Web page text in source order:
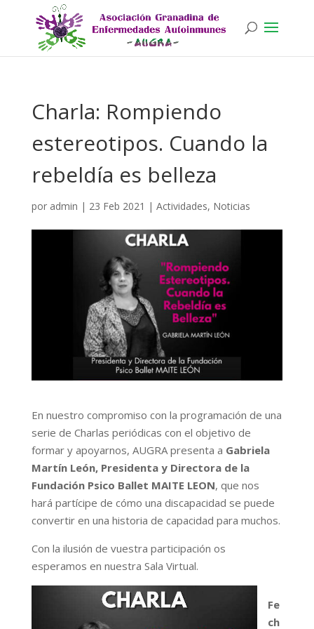
Charla: Rompiendo
estereotipos. Cuando la
rebeldía es belleza
por admin | 23 Feb 2021 | Actividades, Noticias
En nuestro compromiso con la programación de una
serie de Charlas periódicas con el objetivo de
formar y apoyarnos, AUGRA presenta a Gabriela
Martín León, Presidenta y Directora de la
Fundación Psico Ballet MAITE LEON, que nos
hará partícipe de cómo una discapacidad se puede
convertir en una historia de capacidad para muchos.
Con la ilusión de vuestra participación os
esperamos en nuestra Sala Virtual.
Fe
ch